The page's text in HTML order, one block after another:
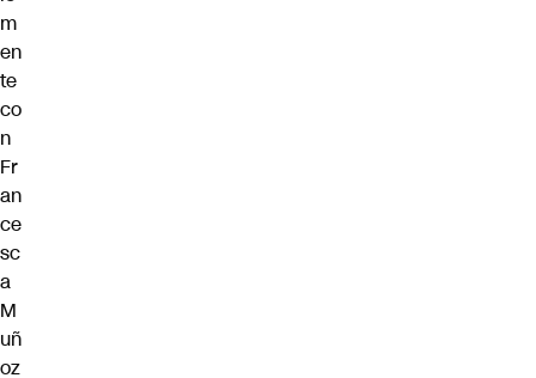
m
en
te
co
n
Fr
an
ce
sc
a
M
uñ
oz